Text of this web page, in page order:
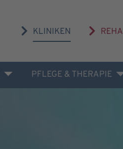
KLINIKEN REHA
PFLEGE & THERAPIE